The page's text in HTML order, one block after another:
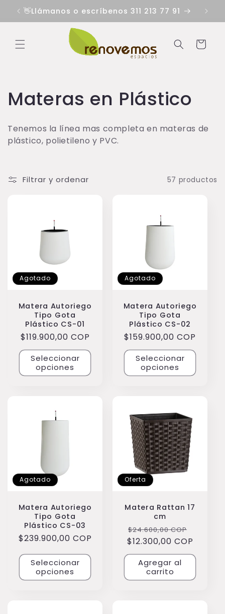
directamente
al contenido
👋Llámanos o escríbenos 311 213 77 91
Carrito
C
o
l
c
n
Materas en Plástico
Tenemos la línea mas completa en materas de
plástico, polietileno y PVC.
Filtrar y ordenar 57 productos
Agotado
Matera Autoriego
Tipo Gota
Plástico CS-01
Precio
habitual
$119.900,00 COP
Seleccionar
opciones
Agotado
Matera Autoriego
Tipo Gota
Plástico CS-02
Precio
habitual
$159.900,00 COP
Seleccionar
opciones
Agotado
Matera Autoriego
Tipo Gota
Plástico CS-03
Precio
$239.900,00 COP
Seleccionar
opciones
Oferta
Matera Rattan 17
cm
Precio
habitual
$24.600,00 COP
de
oferta
$12.300,00 COP
Agregar al
carrito